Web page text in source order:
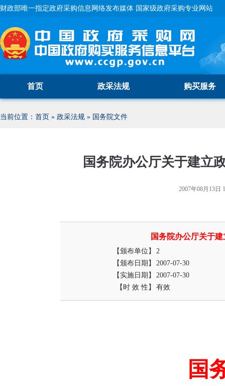
财政部唯一指定政府采购信息网络发布媒体 国家级政府采购专业网站
首页 政采法规 购买服务
当前位置： 首页 » 政采法规 » 国务院文件
国务院办公厅关于建立
2007年08月13日
国务院办公厅关于
【颁布单位】
2
【颁布日期】
2007-07-30
【实施日期】
2007-07-30
【时 效 性】
有效
国